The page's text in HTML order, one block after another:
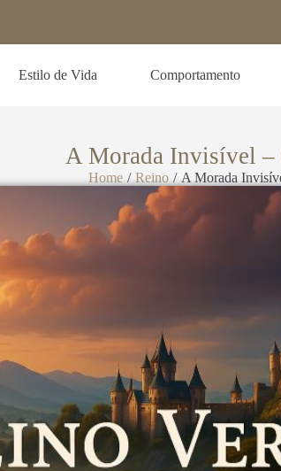
Estilo de Vida Comportamento
A Morada Invisível –
Home / Reino / A Morada